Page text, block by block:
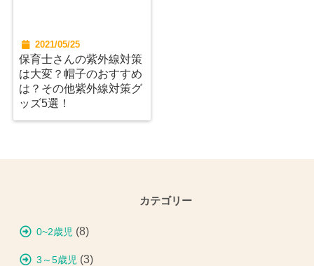
2021/05/25
保育士さんの紫外線対策
は大変？帽子のおすすめ
は？その他紫外線対策グ
ッズ5選！
カテゴリー
0~2歳児 (8)
3～5歳児 (3)